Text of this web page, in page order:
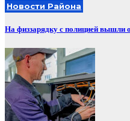
Новости Района
На физзарядку с полицией вышли